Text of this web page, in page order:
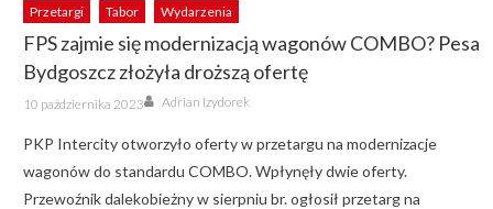
Przetargi Tabor Wydarzenia
FPS zajmie się modernizacją wagonów COMBO? Pesa
Bydgoszcz złożyła droższą ofertę
Posted
on
10 października 2023 Author
Adrian Izydorek
PKP Intercity otworzyło oferty w przetargu na modernizacje
wagonów do standardu COMBO. Wpłynęły dwie oferty.
Przewoźnik dalekobieżny w sierpniu br. ogłosił przetarg na